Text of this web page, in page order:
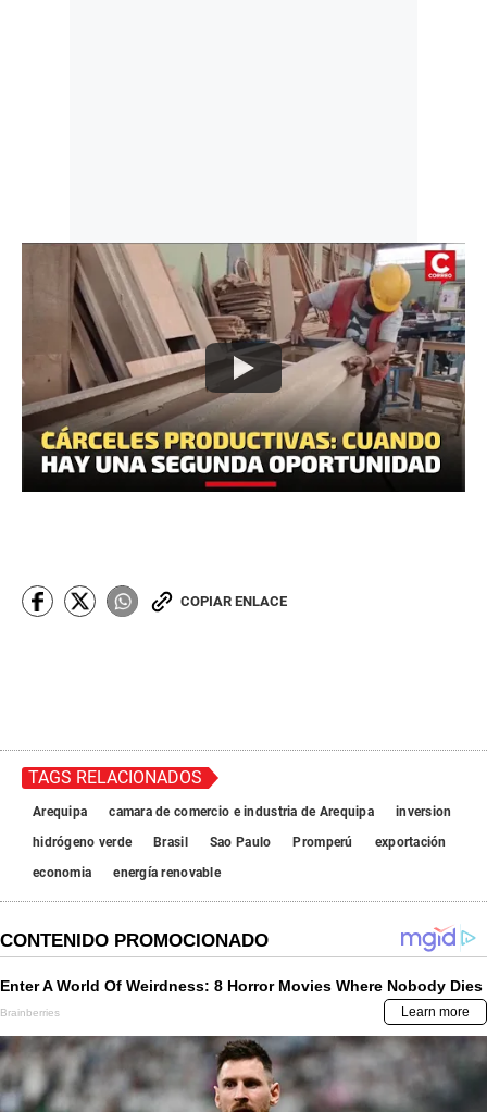
COPIAR ENLACE
TAGS RELACIONADOS
Arequipa camara de comercio e industria de Arequipa
inversion
hidrógeno verde
Brasil Sao Paulo Promperú
exportación
economia
energía renovable